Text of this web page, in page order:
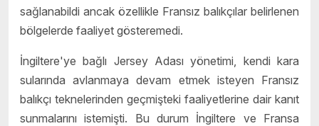
sağlanabildi ancak özellikle Fransız balıkçılar belirlenen
bölgelerde faaliyet gösteremedi.
İngiltere'ye bağlı Jersey Adası yönetimi, kendi kara
sularında avlanmaya devam etmek isteyen Fransız
balıkçı teknelerinden geçmişteki faaliyetlerine dair kanıt
sunmalarını istemişti. Bu durum İngiltere ve Fransa